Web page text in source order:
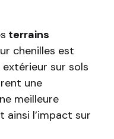
terrains
chenilles est
sur sols
une
meilleure
l’impact sur